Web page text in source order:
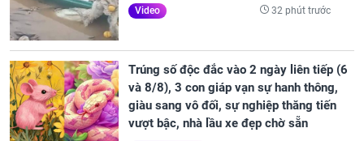
Video 32 phút trước
Trúng số độc đắc vào 2 ngày liên tiếp (6
và 8/8), 3 con giáp vạn sự hanh thông,
giàu sang vô đối, sự nghiệp thăng tiến
vượt bậc, nhà lầu xe đẹp chờ sẵn